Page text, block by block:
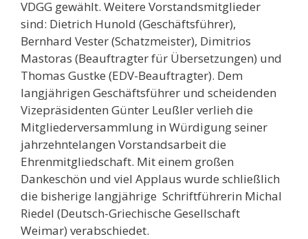
VDGG gewählt. Weitere Vorstandsmitglieder
sind: Dietrich Hunold (Geschäftsführer),
Bernhard Vester (Schatzmeister), Dimitrios
Mastoras (Beauftragter für Übersetzungen) und
Thomas Gustke (EDV-Beauftragter). Dem
langjährigen Geschäftsführer und scheidenden
Vize­präsidenten Günter Leußler verlieh die
Mitgliederversammlung in Würdigung seiner
jahrzehntelangen Vorstandsarbeit die
Ehrenmitgliedschaft. Mit einem großen
Dankeschön und viel Applaus wurde schließlich
die bisherige langjährige Schriftführerin Michal
Riedel (Deutsch-Griechische Gesellschaft
Weimar) verabschiedet.